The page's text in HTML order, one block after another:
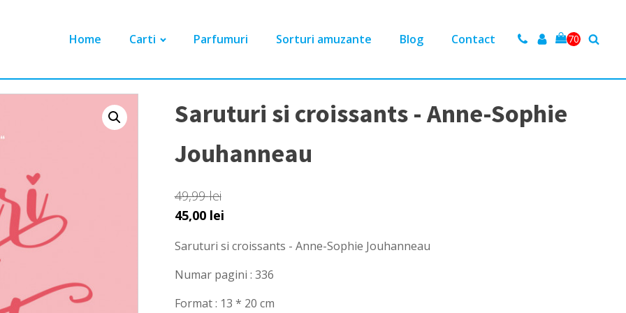
Home Carti Parfumuri Sorturi amuzante Blog Contact 70
Saruturi si croissants - Anne-Sophie
Jouhanneau
49,99lei
Prețul
a
fost:
45,00 leiPrețul
este:
45,00 lei.
Saruturi si croissants - Anne-Sophie Jouhanneau
Numar pagini : 336
Format : 13 * 20 cm